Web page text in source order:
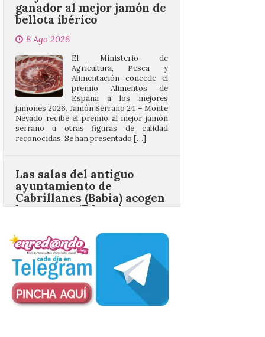
El Ministerio de
España a los mejores
jamones 2026. Jamón Serrano 24 – Monte
Nevado recibe el premio al mejor jamón
serrano u otras figuras de calidad
reconocidas. Se han presentado […]
Las salas del antiguo
la muestra ‘Eduardo
Arroyo en la colección del
ILC’
La muestra, que podrá
contemplarse hasta el
próximo 4 de octubre,
plantea tanto los temas
que más preocupaban y
fascinaban a este autor de talla
internacional como las múltiples técnicas
que usó y sus sólidos vínculos con la